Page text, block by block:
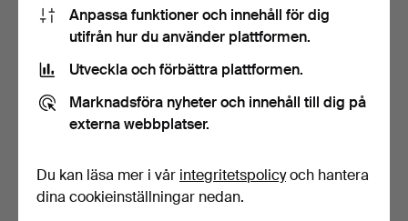
vägglampa, Falkenberg,
1960/…
2 dagar
22 USD
1 bud
22 USD
Anpassa funktioner och innehåll för dig
utifrån hur du använder plattformen.
Utveckla och förbättra plattformen.
Marknadsföra nyheter och innehåll till dig på
externa webbplatser.
Du kan läsa mer i vår integritetspolicyoch hantera
dina cookieinställningar nedan.